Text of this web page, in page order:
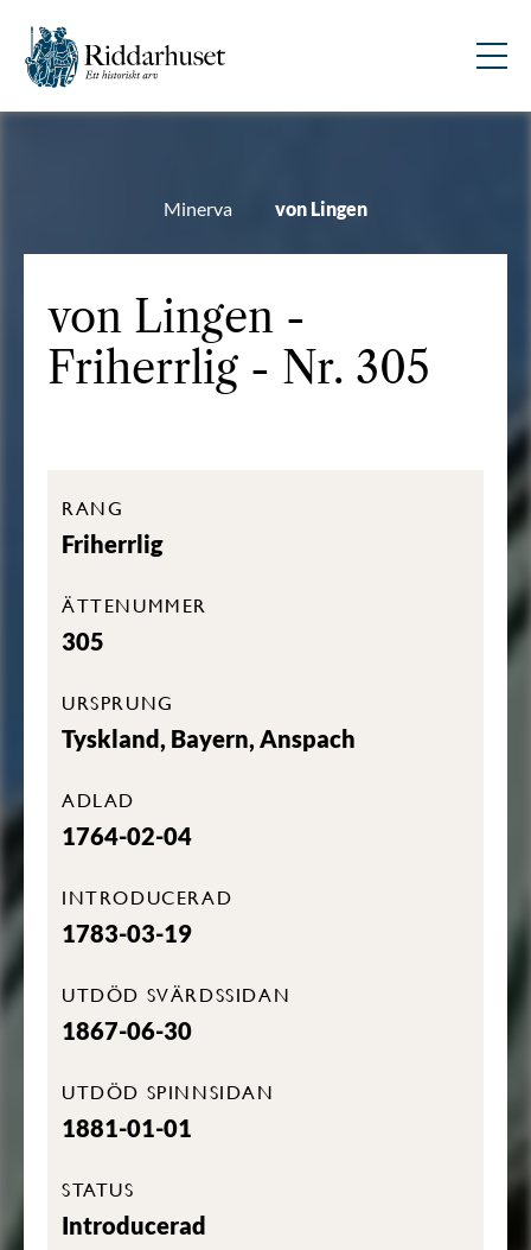
Minerva von Lingen
von Lingen -
Friherrlig - Nr. 305
RANG
Friherrlig
ÄTTENUMMER
305
URSPRUNG
Tyskland, Bayern, Anspach
ADLAD
1764-02-04
INTRODUCERAD
1783-03-19
UTDÖD SVÄRDSSIDAN
1867-06-30
UTDÖD SPINNSIDAN
1881-01-01
STATUS
Introducerad